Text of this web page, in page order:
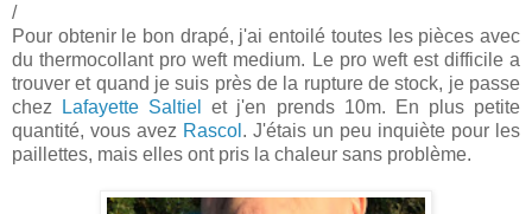
/
Pour obtenir le bon drapé, j'ai entoilé toutes les pièces avec
du thermocollant pro weft medium. Le pro weft est difficile a
trouver et quand je suis près de la rupture de stock, je passe
chez
Lafayette Saltiel
et j'en prends 10m. En plus petite
quantité, vous avez Rascol . J'étais un peu inquiète pour les
paillettes, mais elles ont pris la chaleur sans problème.